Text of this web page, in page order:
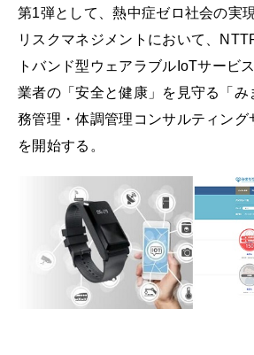
第1弾として、熱中症ゼロ社会の実
リスクマネジメントにおいて、
トバンド型ウェアラブルIoTサービ
業者の「安全と健康」を見守る「み
務管理・体調管理コンサルティング
を開始する。